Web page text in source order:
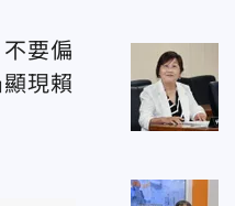
要偏
現賴